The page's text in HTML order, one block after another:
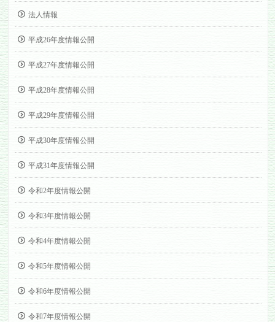
法人情報
平成26年度情報公開
平成27年度情報公開
平成28年度情報公開
平成29年度情報公開
平成30年度情報公開
平成31年度情報公開
令和2年度情報公開
令和3年度情報公開
令和4年度情報公開
令和5年度情報公開
令和6年度情報公開
令和7年度情報公開